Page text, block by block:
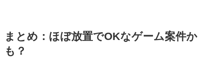
まとめ：ほぼ放置でOKなゲーム案件か
も？